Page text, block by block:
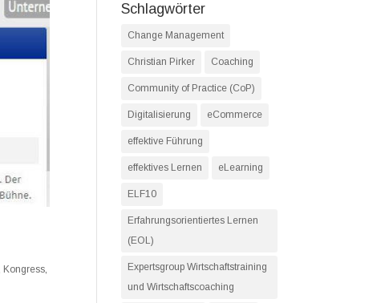
Kongress
Schlagwörter
Change Management
Christian Pirker Coaching
Community of Practice (CoP)
Digitalisierung eCommerce
effektive Führung
effektives Lernen eLearning
ELF10
Erfahrungsorientiertes Lernen
(EOL)
Expertsgroup Wirtschaftstraining
und Wirtschaftscoaching